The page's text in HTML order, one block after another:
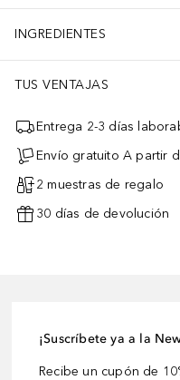
INGREDIENTES
TUS VENTAJAS
Entrega 2-3 días
Envío gratuito A partir
2 muestras de regalo
30 días de devolución
¡Suscríbete ya a la
Recibe un cupón de